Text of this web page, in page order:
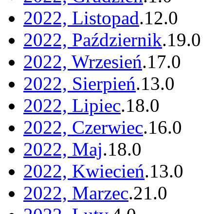
2022, Listopad.12.0
2022, Październik.19.0
2022, Wrzesień.17.0
2022, Sierpień.13.0
2022, Lipiec.18.0
2022, Czerwiec.16.0
2022, Maj.18.0
2022, Kwiecień.13.0
2022, Marzec.21.0